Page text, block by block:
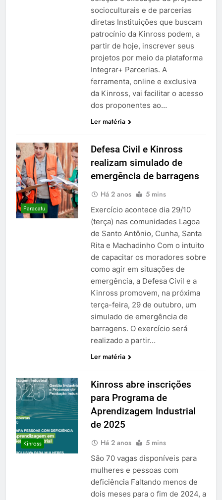
socioculturais e de parcerias
diretas Instituições que buscam
patrocínio da Kinross podem, a
partir de hoje, inscrever seus
projetos por meio da plataforma
Integrar+ Parcerias. A
ferramenta, online e exclusiva
da Kinross, vai facilitar o acesso
dos proponentes ao…
Ler matéria
Paracatu
Defesa Civil e Kinross
realizam simulado de
emergência de barragens
Há 2 anos 5 mins
Exercício acontece dia 29/10
(terça) nas comunidades Lagoa
de Santo Antônio, Cunha, Santa
Rita e Machadinho Com o intuito
de capacitar os moradores sobre
como agir em situações de
emergência, a Defesa Civil e a
Kinross promovem, na próxima
terça-feira, 29 de outubro, um
simulado de emergência de
barragens. O exercício será
realizado a partir…
Ler matéria
Kinross
Kinross abre inscrições
para Programa de
Aprendizagem Industrial
de 2025
Há 2 anos 5 mins
São 70 vagas disponíveis para
mulheres e pessoas com
deficiência Faltando menos de
dois meses para o fim de 2024, a